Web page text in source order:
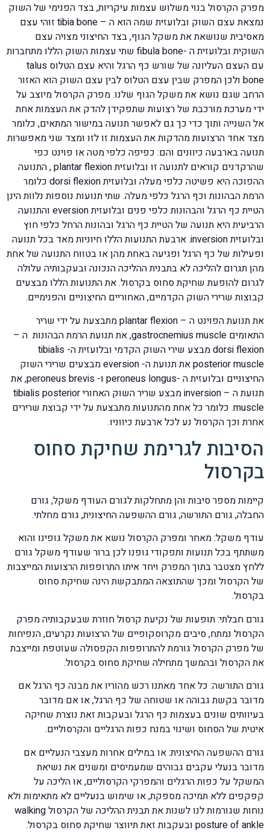
מפרק הקרסול בנוי משלוש עצמות עיקריות, בצד הפנימי של השוק
נמצאת עצם השוק ובלועזית שמה הוא ה – tibia bone זוהי עצם
מאסיבית שנושאת את משקל הגוף, בצד החיצוני מצויה עצם
השוקית ובלועזית ה -fibula bone שתי עצמות השוק הללו מתחברות
עם העצם העליונה של שורש כף הרגל והיא עצם הטלוס talus
bone ולכן המפרק שבין עצם הטלוס לבין עצם השוק הוא האזור
הרחב שגם נושא את משקל הגוף שלנו. מפרק הקרסול מיוצב על
ידי מערכת מורכבת של רצועות שתפקידן להדק את העצמות אחת
אל השנייה ותוך כדי כך גם לאפשר תנועה במישור המתאים, כלומר
מצד אחד הרצועות מהדקות את העצמות זו לזו ומצד שני מאפשרות
תנועה בארבעה כיוונים והם: כפיפה כלפי מטה או פוינט כפי
שהרקדנים קוראים לתנועה זו ובלועזית plantar flexion , התנועה
ההפוכה היא פשיטה כלפי מעלה ובלועזית dorsi flexion כלומר
הרמת הבהונות וכף הרגל כלפי מעלה. שתי תנועות נוספות נלוות הינן
הטיית כף הרגל והבהונות כלפי פנים ובלועזית eversion והתנועה
הרביעית היא תנועה של הטיית כף הרגל ובהונות הרחל כלפי חוץ
ובלועזית inversion. ארבעת התנועות הללו חיוניות מאד בכל תנועה
ופעילות של כף הרגל ופגיעה באחת מהן או בטווח התנועה של אחת
מהן תגרום להליכה לא בתבנית ההליכה הנכונה ובעקבותיה עלולה
לגרום להופעת שחיקת סחוס בקרסול. את התנועות הללו מבצעים
קבוצות שרירי השוק הקדמיים, האחוריים החיצוניים והפנימיים.
את תנועת הפוינט ה – plantar flexion מתבצעת על ידי שריר
התאומים gastrocnemius muscle, את תנועת הרמת הבהונות ה –
dorsi flexion מבצע שירי השוק הקדמי ובלועזית ה- tibialis
posterior muscle את תנועת ה- eversion מבצעים שרירי השוק
החיצוניים ובלועזית ה -peroneus longus ו- peroneus brevis, את
תנועת ה – inversion מבצע שריר השוק האחורי tibialis posterior
muscle. כלומר כל אחת מהתנועות מתבצעת על ידי קבוצת שרירים
אחרת וכך הקרסול נע לכל ארבעת כיווניו.
הסיבות לגרימת שחיקת סחוס
בקרסול
קיימות מספר סיבות והן מתחלקות לגורם העודף משקל, גורם
החבלה, גורם התורשה, גורם ההשפעה החיצונית, גורם מחלתי.
עודף משקל: מאחר ומפרק הקרסול נושא את משקל גופינו והוא
משתתף בכל תנועות ותפקודי גופנו לכן ברור שעודף משקל גורם
ללחץ מצטבר בתוך המפרק ויחד איתו התרופפות הרצועות המייצבות
של הקרסול ומכך שהתוצאה המתבקשת הינה שחיקת סחוס
בקרסול.
גורם חבלתי: תופעות של נקיעת קרסול חוזרת שבעקבותיה מפרק
הקרסול נמתח, סיבים מקרוסקופיים של הרצועות נקרעים, הנפיחות
של מפרק הקרסול גורמת להתרופפות הקפסולה שעוטפת ומייצבת
את הקרסול ובהמשך מתחילה שחיקת סחוס בקרסול.
גורם התורשה: כל אחד מאתנו רכש מהוריו את מבנה כף הרגל אם
מדובר בקשת גבוהה או שטוחה של כף הרגל, או אם מדובר
בעיוותים שונים בעצמות כף הרגל ובעקבות זאת נוצרת שחיקה
איטית של הסחוס ושינוי במנח כפות הרגליים והקרסוליים.
גורם ההשפעה החיצונית: או במילים אחרות מעצבי הנעליים אם
מדובר בנעלי עקבים גבוהים שמעמיסים ומשנים את נשיאת
המשקל על כפות הרגלים והמפרקי הקרסוליים, או הליכה על
קפקפים ללא תמיכה מספקת, או שימוש בנעליים לא מתאימות ולא
נוחות שגורמות לנו לשנות את תבנית ההליכה של הקרסול walking
posture of ankle ובעקבות זאת תיווצר שחיקת סחוס בקרסול.